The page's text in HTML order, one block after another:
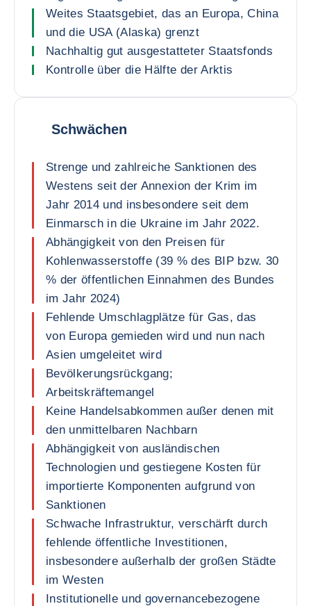
Weites Staatsgebiet, das an Europa, China
und die USA (Alaska) grenzt
Nachhaltig gut ausgestatteter Staatsfonds
Kontrolle über die Hälfte der Arktis
Schwächen
Strenge und zahlreiche Sanktionen des
Westens seit der Annexion der Krim im
Jahr 2014 und insbesondere seit dem
Einmarsch in die Ukraine im Jahr 2022.
Abhängigkeit von den Preisen für
Kohlenwasserstoffe (39 % des BIP bzw. 30
% der öffentlichen Einnahmen des Bundes
im Jahr 2024)
Fehlende Umschlagplätze für Gas, das
von Europa gemieden wird und nun nach
Asien umgeleitet wird
Bevölkerungsrückgang;
Arbeitskräftemangel
Keine Handelsabkommen außer denen mit
den unmittelbaren Nachbarn
Abhängigkeit von ausländischen
Technologien und gestiegene Kosten für
importierte Komponenten aufgrund von
Sanktionen
Schwache Infrastruktur, verschärft durch
fehlende öffentliche Investitionen,
insbesondere außerhalb der großen Städte
im Westen
Institutionelle und governancebezogene